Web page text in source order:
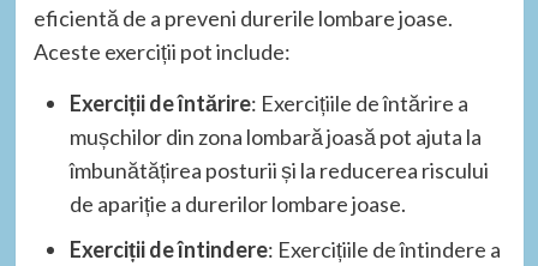
eficientă de a preveni durerile lombare joase.
Aceste exerciții pot include:
Exerciții de întărire: Exercițiile de întărire a
mușchilor din zona lombară joasă pot ajuta la
îmbunătățirea posturii și la reducerea riscului
de apariție a durerilor lombare joase.
Exerciții de întindere: Exercițiile de întindere a